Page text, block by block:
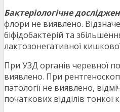
Бактеріологічне
флори не виявлено.
біфідобактерій та
лактозонегативної
При УЗД органів черевної
виявлено. При
патології не виявлено,
початкових відділів тонкої